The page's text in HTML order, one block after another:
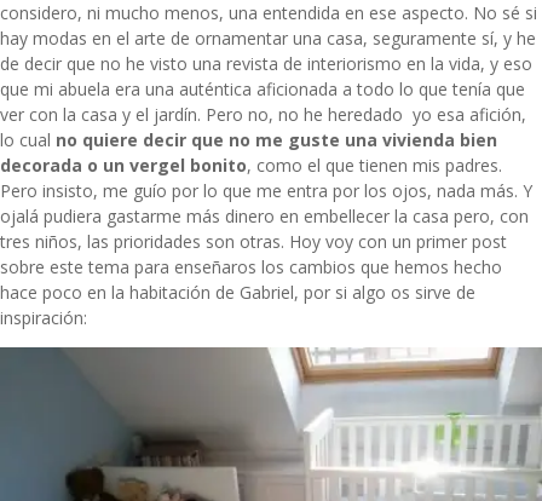
considero, ni mucho menos, una entendida en ese aspecto. No sé si
hay modas en el arte de ornamentar una casa, seguramente sí, y he
de decir que no he visto una revista de interiorismo en la vida, y eso
que mi abuela era una auténtica aficionada a todo lo que tenía que
ver con la casa y el jardín. Pero no, no he heredado yo esa afición,
lo cual no quiere decir que no me guste una vivienda bien
decorada o un vergel bonito, como el que tienen mis padres.
Pero insisto, me guío por lo que me entra por los ojos, nada más. Y
ojalá pudiera gastarme más dinero en embellecer la casa pero, con
tres niños, las prioridades son otras. Hoy voy con un primer post
sobre este tema para enseñaros los cambios que hemos hecho
hace poco en la habitación de Gabriel, por si algo os sirve de
inspiración: